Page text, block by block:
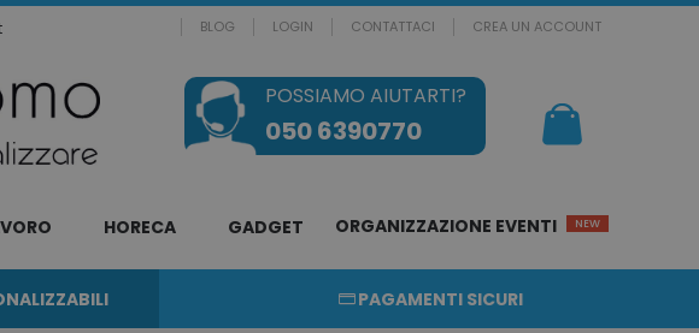
BLOG LOGIN CONTATTACI CREA UN ACCOUNT
POSSIAMO AIUTARTI?
050 6390770
HORECA GADGET ORGANIZZAZIONE EVENTI NEW
PAGAMENTI SICURI